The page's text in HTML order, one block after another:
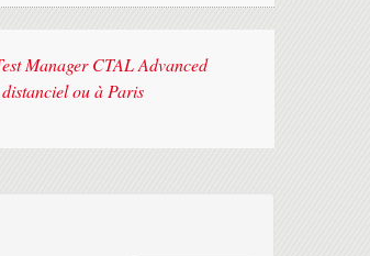
Manager CTAL Advanced
ou à Paris